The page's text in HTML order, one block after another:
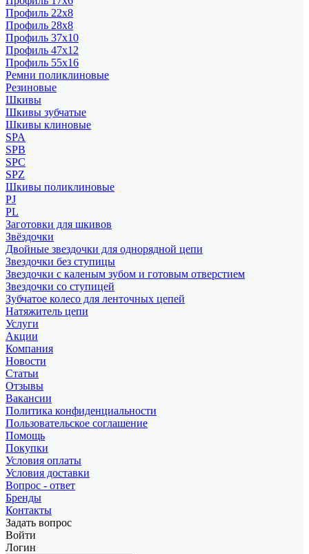
Профиль 22x8
Профиль 28x8
Профиль 37x10
Профиль 47x12
Профиль 55x16
Ремни поликлиновые
Резиновые
Шкивы
Шкивы зубчатые
Шкивы клиновые
SPA
SPB
SPC
SPZ
Шкивы поликлиновые
PJ
PL
Заготовки для шкивов
Звёздочки
Двойные звездочки для однорядной цепи
Звездочки без ступицы
Звездочки с каленым зубом и готовым отверстием
Звездочки со ступицей
Зубчатое колесо для ленточных цепей
Натяжитель цепи
Услуги
Акции
Компания
Новости
Статьи
Отзывы
Вакансии
Политика конфиденциальности
Пользовательское соглашение
Помощь
Покупки
Условия оплаты
Условия доставки
Вопрос - ответ
Бренды
Контакты
Задать вопрос
Войти
Логин